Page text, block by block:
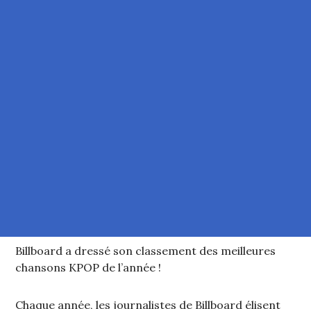
Billboard a dressé son classement des meilleures
chansons KPOP de l’année !
Chaque année, les journalistes de Billboard élisent